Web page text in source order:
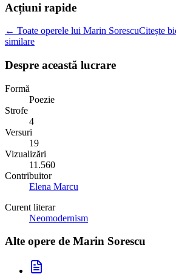
Acțiuni rapide
← Toate operele lui Marin SorescuCitește
similare
Despre această lucrare
Formă
Poezie
Strofe
4
Versuri
19
Vizualizări
11.560
Contribuitor
Elena Marcu
Curent literar
Neomodernism
Alte opere de Marin Sorescu